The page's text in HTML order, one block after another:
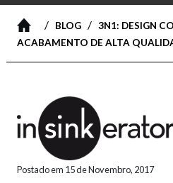
/ BLOG/ 3N1: DESIGN
ACABAMENTO DE ALTA
Postado em 15 de Novembro, 2017